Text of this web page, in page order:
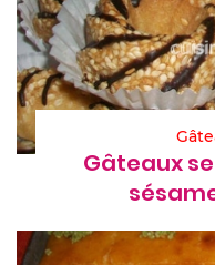
Gâteaux